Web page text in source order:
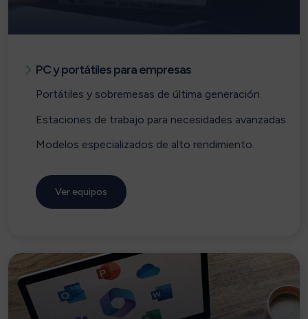
PC y portátiles para empresas
Portátiles y sobremesas de última generación.
Estaciones de trabajo para necesidades avanzadas.
Modelos especializados de alto rendimiento.
Ver equipos